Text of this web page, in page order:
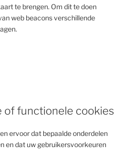
te brengen. Om dit te doen
web beacons verschillende
of functionele cookies
ervoor dat bepaalde onderdelen
en dat uw gebruikersvoorkeuren